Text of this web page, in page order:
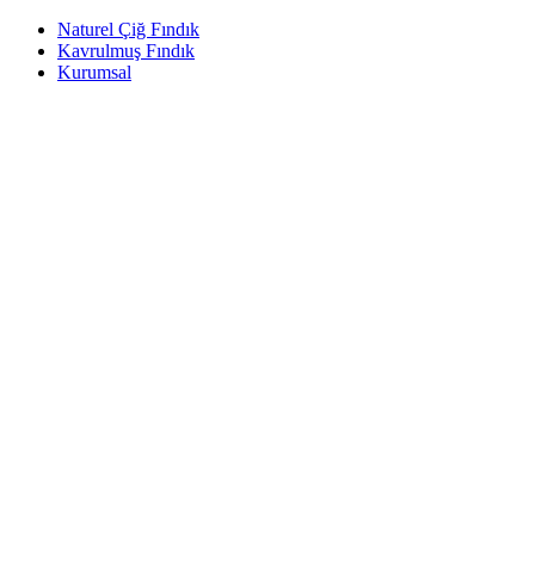
Naturel Çiğ Fındık
Kavrulmuş Fındık
Kurumsal